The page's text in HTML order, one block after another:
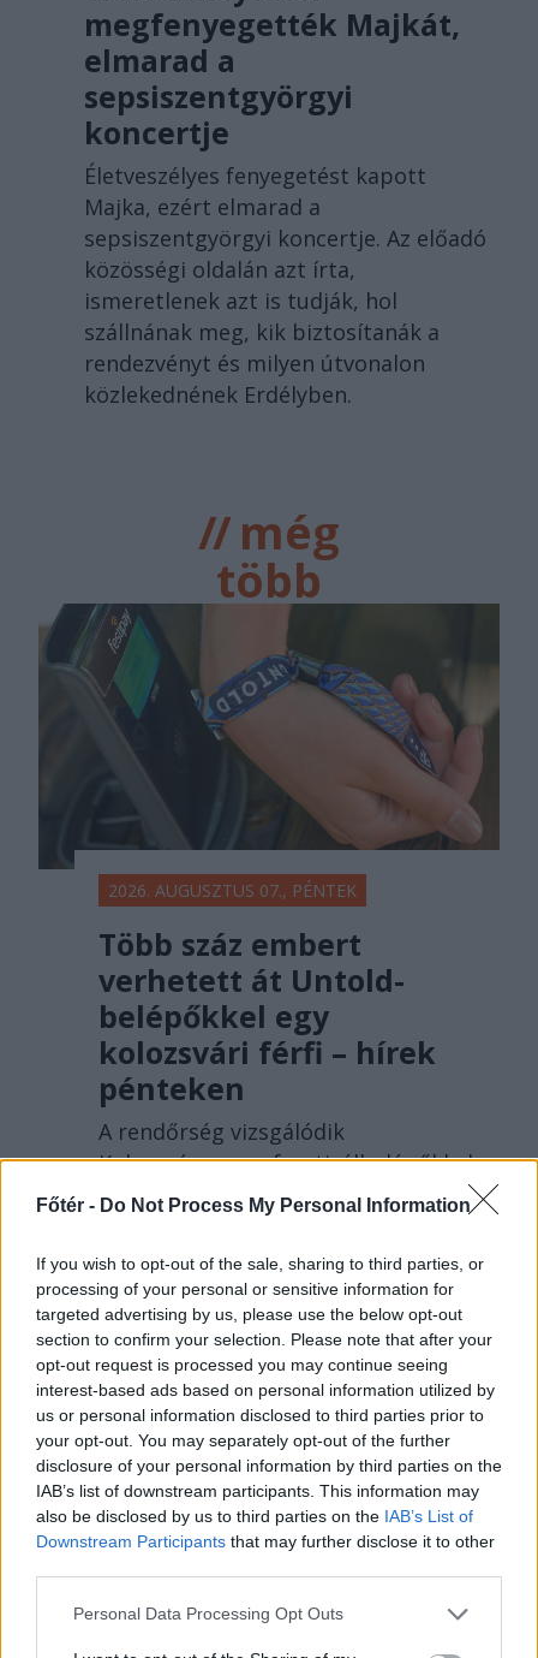
Főtér - Do Not Process My Personal Information
If you wish to opt-out of the sale, sharing to third parties, or
processing of your personal or sensitive information for
targeted advertising by us, please use the below opt-out
section to confirm your selection. Please note that after your
opt-out request is processed you may continue seeing
interest-based ads based on personal information utilized by
us or personal information disclosed to third parties prior to
your opt-out. You may separately opt-out of the further
disclosure of your personal information by third parties on the
IAB’s list of downstream participants. This information may
also be disclosed by us to third parties on the IAB’s List of
Downstream Participants that may further disclose it to other
Personal Data Processing Opt Outs
megfenyegették Majkát,
elmarad a
sepsiszentgyörgyi
koncertje
Életveszélyes fenyegetést kapott
Majka, ezért elmarad a
sepsiszentgyörgyi koncertje. Az előadó
közösségi oldalán azt írta,
ismeretlenek azt is tudják, hol
szállnának meg, kik biztosítanák a
rendezvényt és milyen útvonalon
közlekednének Erdélyben.
//még
több
főtér.ro
2026. AUGUSZTUS 07., PÉNTEK
Több száz embert
verhetett át Untold-
belépőkkel egy
kolozsvári férfi – hírek
pénteken
A rendőrség vizsgálódik
Kolozsváron egy fesztiválbelépőkkel
elkövetett lehetséges csalás
ügyében, a károsultak között sok a
magyar diák. Közben alig néhány
szavazat hiányzik egy PSD-RMDSZ-
kormányhoz.